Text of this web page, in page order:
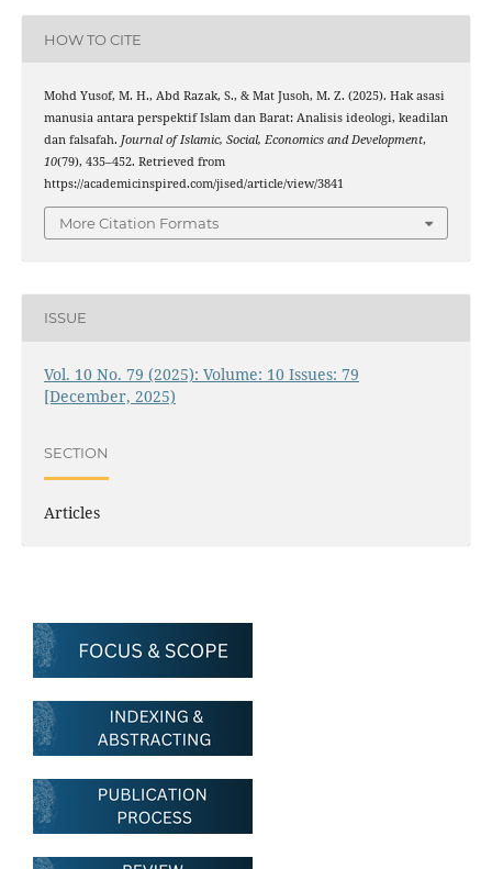
HOW TO CITE
Mohd Yusof, M. H., Abd Razak, S., & Mat Jusoh, M. Z. (2025). Hak asasi
manusia antara perspektif Islam dan Barat: Analisis ideologi, keadilan
dan falsafah. Journal of Islamic, Social, Economics and Development,
10(79), 435–452. Retrieved from
https://academicinspired.com/jised/article/view/3841
More Citation Formats
ISSUE
Vol. 10 No. 79 (2025): Volume: 10 Issues: 79
[December, 2025)
SECTION
Articles